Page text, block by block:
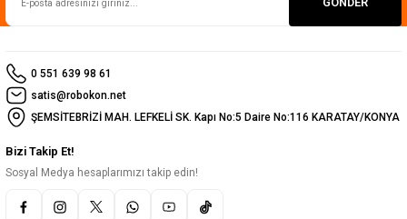
0 551 639 98 61
satis@robokon.net
ŞEMSİTEBRİZİ MAH. LEFKELİ SK. Kapı No:5 Daire No:116 KARATAY/KONYA
Bizi Takip Et!
Sosyal Medya hesaplarımızı takip edin!